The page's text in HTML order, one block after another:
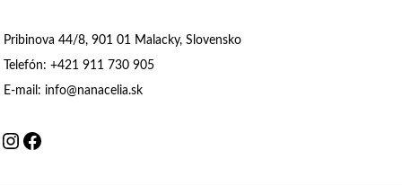
Pribinova 44/8, 901 01 Malacky, Slovensko
Telefón: +421 911 730 905
E-mail: info@nanacelia.sk
Instagram
Facebook